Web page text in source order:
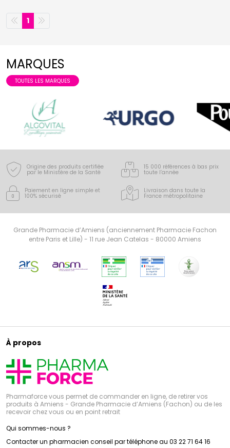
1
MARQUES
TOUTES LES MARQUES
Origine des produits certifiée
par le Ministère de la Santé
15 000 références à bas prix
toute l’année
Paiement en ligne simple et
100% sécurisé
Livraison dans toute la
France métropolitaine
Grande Pharmacie d’Amiens (anciennement Pharmacie Fachon
entre Paris et Lille) - 11 rue Jean Catelas - 80000 Amiens
À propos
Pharmaforce vous permet de commander en ligne, de retirer vos
produits à Amiens - Grande Pharmacie d’Amiens (Fachon) ou de les
recevoir chez vous ou en point retrait
Qui sommes-nous ?
Contacter un pharmacien conseil par téléphone au 03 22 71 64 16